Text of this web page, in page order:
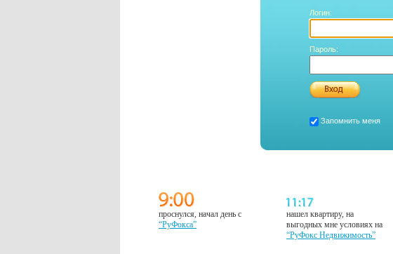
Логин:
Пароль:
Запомнить меня
проснулся, начал день с
“РуФокса”
нашел квартиру, на
выгодных мне условиях на
“РуФокс Недвижимость”